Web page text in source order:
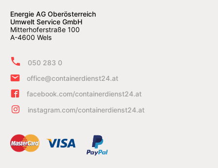
Energie AG Oberösterreich
Umwelt Service GmbH
Mitterhoferstraße 100
A-4600 Wels
050 283 0
office@containerdienst24.at
facebook.com/containerdienst24.at
instagram.com/containerdienst24.at